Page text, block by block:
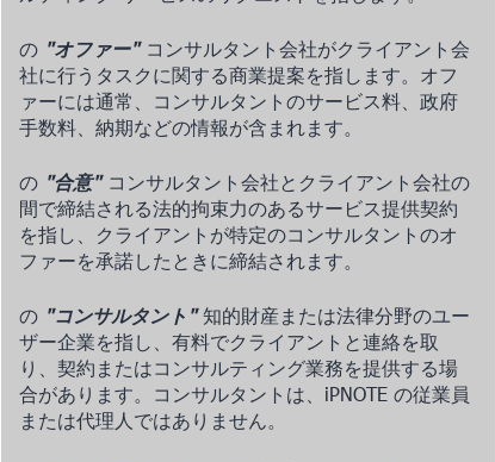
の "オファー" コンサルタント会社がクライアント会
社に行うタスクに関する商業提案を指します。オフ
ァーには通常、コンサルタントのサービス料、政府
手数料、納期などの情報が含まれます。
の "合意"コンサルタント会社とクライアント会社の
間で締結される法的拘束力のあるサービス提供契約
を指し、クライアントが特定のコンサルタントのオ
ファーを承諾したときに締結されます。
の "コンサルタント"知的財産または法律分野のユー
ザー企業を指し、有料でクライアントと連絡を取
り、契約またはコンサルティング業務を提供する場
合があります。コンサルタントは、iPNOTE の従業員
または代理人ではありません。